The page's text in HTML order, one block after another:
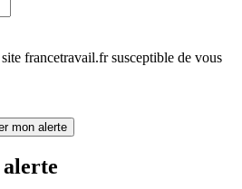
francetravail.fr susceptible de vous
mon alerte